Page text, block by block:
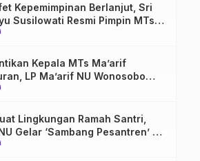
Kepemimpinan Berlanjut, Sri
Susilowati Resmi Pimpin MTs
Sapuran
Kepala MTs Ma’arif
LP Ma’arif NU Wonosobo
Lima Amanah
Lingkungan Ramah Santri,
Gelar ‘Sambang Pesantren’ di